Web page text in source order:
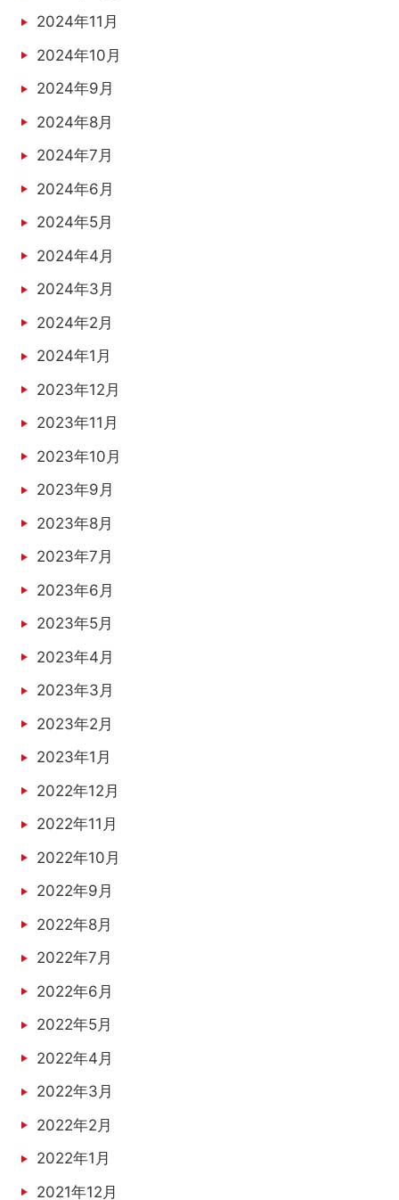
2024年11月
2024年10月
2024年9月
2024年8月
2024年7月
2024年6月
2024年5月
2024年4月
2024年3月
2024年2月
2024年1月
2023年12月
2023年11月
2023年10月
2023年9月
2023年8月
2023年7月
2023年6月
2023年5月
2023年4月
2023年3月
2023年2月
2023年1月
2022年12月
2022年11月
2022年10月
2022年9月
2022年8月
2022年7月
2022年6月
2022年5月
2022年4月
2022年3月
2022年2月
2022年1月
2021年12月